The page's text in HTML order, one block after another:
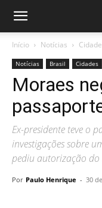
Início Notícias
Notícias Brasil Cidades
Moraes
Ex-presidente teve o
investigações sobre
pediu autorização
Por Paulo Henrique - 30